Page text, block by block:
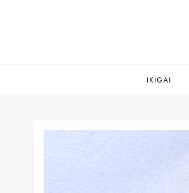
IKIGAI